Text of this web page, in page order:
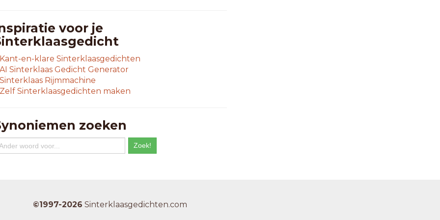
voor je
Kant-en-klare Sinterklaasgedichten
AI Sinterklaas Gedicht Generator
Sinterklaas Rijmmachine
Zelf Sinterklaasgedichten maken
zoeken
©1997-2026 Sinterklaasgedichten.com